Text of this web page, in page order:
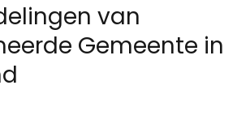
van
Gemeente in